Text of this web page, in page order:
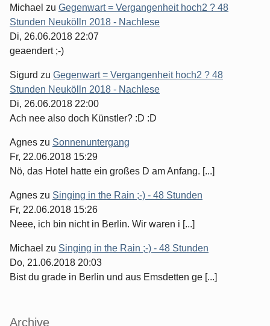
Michael zu Gegenwart = Vergangenheit hoch2 ? 48
Stunden Neukölln 2018 - Nachlese
Di, 26.06.2018 22:07
geaendert ;-)
Sigurd zu Gegenwart = Vergangenheit hoch2 ? 48
Stunden Neukölln 2018 - Nachlese
Di, 26.06.2018 22:00
Ach nee also doch Künstler? :D :D
Agnes zu Sonnenuntergang
Fr, 22.06.2018 15:29
Nö, das Hotel hatte ein großes D am Anfang. [...]
Agnes zu Singing in the Rain ;-) - 48 Stunden
Fr, 22.06.2018 15:26
Neee, ich bin nicht in Berlin. Wir waren i [...]
Michael zu Singing in the Rain ;-) - 48 Stunden
Do, 21.06.2018 20:03
Bist du grade in Berlin und aus Emsdetten ge [...]
Archive